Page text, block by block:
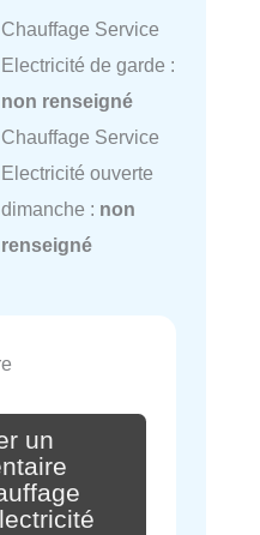
Chauffage Service
Electricité de garde :
non renseigné
Chauffage Service
Electricité ouverte
dimanche : non
renseigné
un